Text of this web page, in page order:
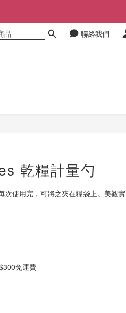
聯絡我們
乾糧計量勺
次使用完，可將之夾在糧袋上。美觀實
免運費